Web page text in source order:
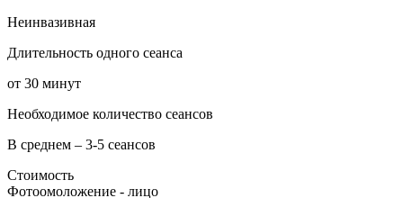
Неинвазивная
Длительность одного сеанса
от 30 минут
Необходимое количество сеансов
В среднем – 3-5 сеансов
Стоимость
Фотоомоложение - лицо